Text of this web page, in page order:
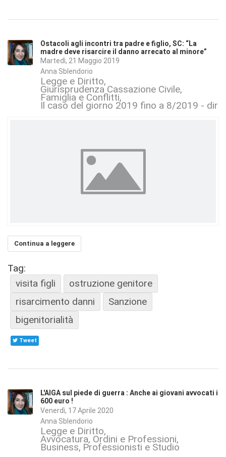
Ostacoli agli incontri tra padre e figlio, SC: “La
madre deve risarcire il danno arrecato al minore”
Martedì, 21 Maggio 2019
Anna Sblendorio
Legge e Diritto
Giurisprudenza Cassazione Civile
Famiglia e Conflitti
Il caso del giorno 2019 fino a 8/2019 -
Continua a leggere
Tag:
visita figli
ostruzione genitore
risarcimento danni
Sanzione
bigenitorialità
Tweet
L'AIGA sul piede di guerra : Anche ai giovani avvocati i
600 euro !
Venerdì, 17 Aprile 2020
Anna Sblendorio
Legge e Diritto
Avvocatura, Ordini e Professioni
Business Professionisti e Studio